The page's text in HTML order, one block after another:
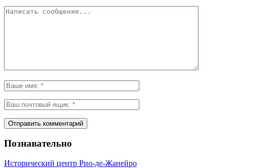
Познавательно
Исторический центр Рио-де-Жанейро